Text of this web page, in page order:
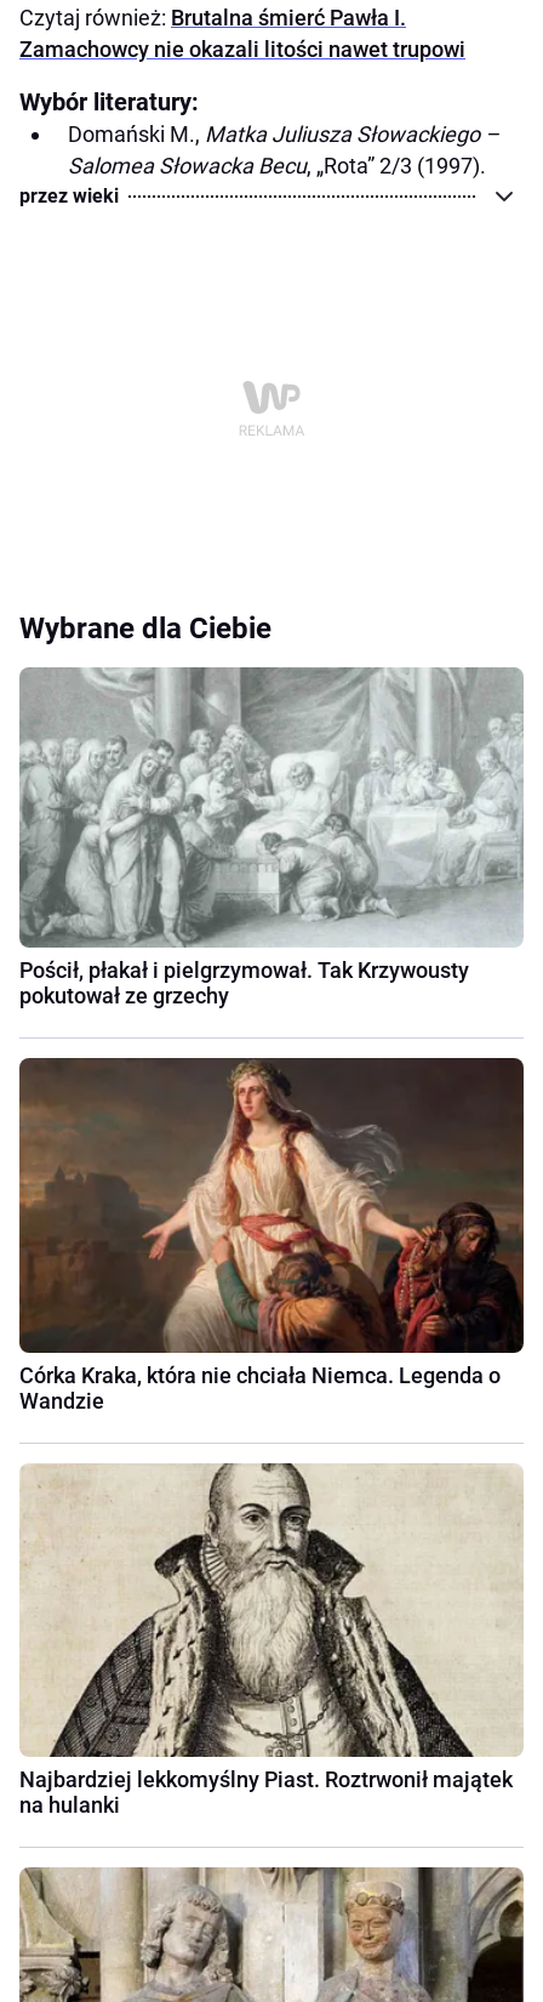
Czytaj również: Brutalna śmierć Pawła I.
Zamachowcy nie okazali litości nawet trupowi
Wybór literatury:
Domański M., Matka Juliusza Słowackiego –
Salomea Słowacka Becu, „Rota” 2/3 (1997).
przez wieki
Wybrane dla Ciebie
Pościł, płakał i pielgrzymował. Tak Krzywousty
pokutował ze grzechy
Córka Kraka, która nie chciała Niemca. Legenda o
Wandzie
Najbardziej lekkomyślny Piast. Roztrwonił majątek
na hulanki